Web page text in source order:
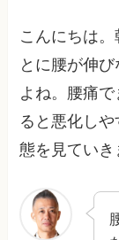
こんにちは
とに腰が伸
よね。腰痛
ると悪化し
態を見ていき